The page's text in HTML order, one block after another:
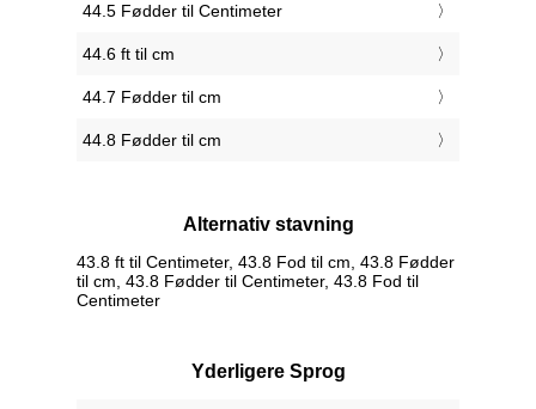
44.5 Fødder til Centimeter
44.6 ft til cm
44.7 Fødder til cm
44.8 Fødder til cm
Alternativ stavning
43.8 ft til Centimeter, 43.8 Fod til cm, 43.8 Fødder
til cm, 43.8 Fødder til Centimeter, 43.8 Fod til
Centimeter
Yderligere Sprog